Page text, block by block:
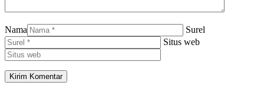
Nama
Surel
Situs web